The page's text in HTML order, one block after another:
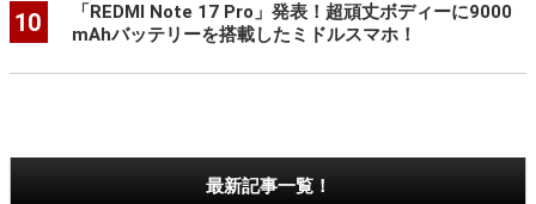
10
「REDMI Note 17 Pro」発表！超頑丈ボディーに9000
mAhバッテリーを搭載したミドルスマホ！
最新記事一覧！